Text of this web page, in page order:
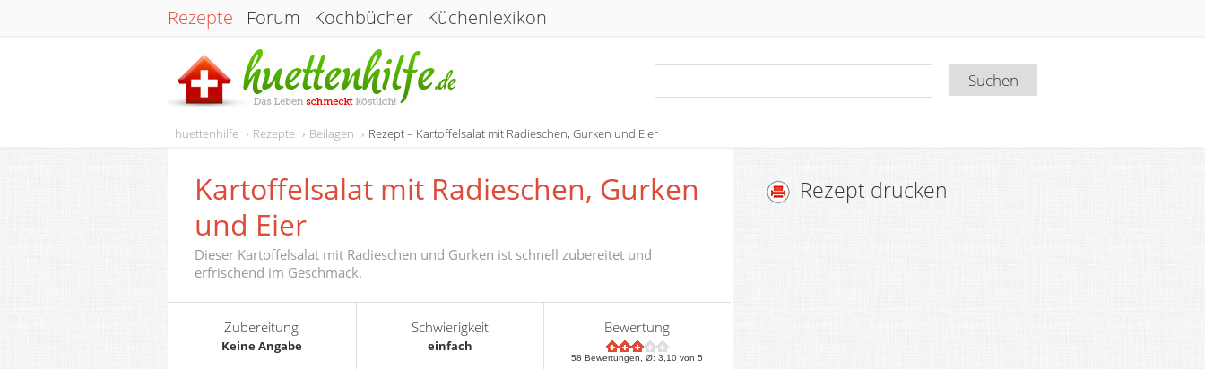
Rezepte Forum Kochbücher Küchenlexikon
huettenhilfe Rezepte Beilagen Rezept – Kartoffelsalat mit Radieschen, Gurken und Eier
Kartoffelsalat mit Radieschen, Gurken
und Eier
Dieser Kartoffelsalat mit Radieschen und Gurken ist schnell zubereitet und
erfrischend im Geschmack.
Zubereitung
Keine Angabe
Schwierigkeit
einfach
Bewertung
58 Bewertungen, Ø:3,10 von 5
Rezept drucken